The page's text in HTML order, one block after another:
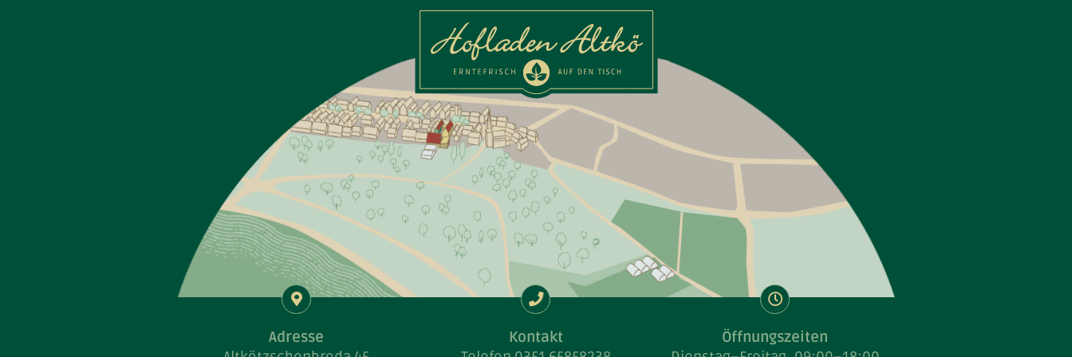
Adresse
Altkötzschenbroda 45
01445 Radebeul
Kontakt
Telefon0351 65858238
Öffnungszeiten
Dienstag–Freitag
09:00–18:00
Samstag 08:30–11:30
Adresse
Kontakt
Öffnungszeiten